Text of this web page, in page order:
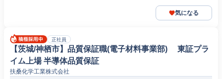
気になる
正社員
【茨城/神栖市】品質保証職(電子材料事業部) 東証プラ
イム上場 半導体品質保証
扶桑化学工業株式会社